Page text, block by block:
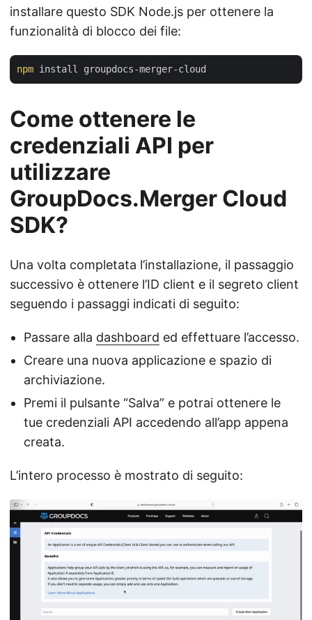
installare questo SDK Node.js per ottenere la
funzionalità di blocco dei file:
npm
Come ottenere le
credenziali API per
utilizzare
GroupDocs.Merger Cloud
SDK?
Una volta completata l’installazione, il passaggio
successivo è ottenere l’ID client e il segreto client
seguendo i passaggi indicati di seguito:
Passare alla dashboard ed effettuare l’accesso.
Creare una nuova applicazione e spazio di
archiviazione.
Premi il pulsante “Salva” e potrai ottenere le
tue credenziali API accedendo all’app appena
creata.
L’intero processo è mostrato di seguito: